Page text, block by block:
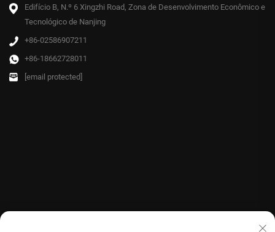
Edifício B, N.º 6 Xingzhi Road, Zona de Desenvolvimento Econômico e
Tecnológico de Nanjing
+86-02586907211
+86-18662728011
[email protected]